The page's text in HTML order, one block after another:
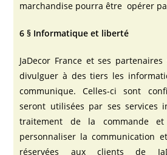
marchandise pourra être opérer
6 § Informatique et liberté
JaDecor France et ses partenaires
divulguer à des tiers les
communique. Celles-ci sont
seront utilisées par ses services
traitement de la commande
personnaliser la communication
réservées aux clients de